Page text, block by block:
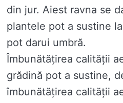
din jur. Aiest ravna se
plantele pot a sustine
pot darui umbră.
Îmbunătățirea calității
grădină pot a sustine,
îmbunătățirea calității